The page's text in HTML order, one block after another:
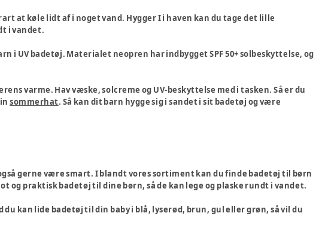
at køle lidt af i noget vand. Hygger I i haven kan du tage det lille
i vandet.
i UV badetøj. Materialet neopren har indbygget SPF 50+ solbeskyttelse, og
varme. Hav væske, solcreme og UV-beskyttelse med i tasken. Så er du
sommerhat. Så kan dit barn hygge sig i sandet i sit badetøj og være
gerne være smart. I blandt vores sortiment kan du finde badetøj til børn
og praktisk badetøj til dine børn, så de kan lege og plaske rundt i vandet.
kan lide badetøj til din baby i blå, lyserød, brun, gul eller grøn, så vil du